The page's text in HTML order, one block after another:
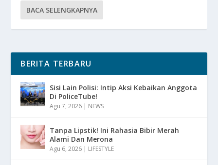
BACA SELENGKAPNYA
BERITA TERBARU
Sisi Lain Polisi: Intip Aksi Kebaikan Anggota
Di PoliceTube!
Agu 7, 2026 | NEWS
Tanpa Lipstik! Ini Rahasia Bibir Merah
Alami Dan Merona
Agu 6, 2026 | LIFESTYLE